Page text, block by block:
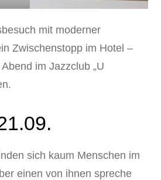
mit moderner
Zwischenstopp im Hotel –
im Jazzclub „U
sich kaum Menschen im
einen von ihnen spreche